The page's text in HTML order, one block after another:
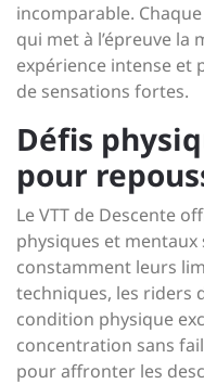
incomparable.
qui met à l’épreuve
expérience intense et
de sensations fortes.
Défis
pour
Le VTT de Descente
physiques et
constamment leurs
techniques, les riders
condition physique
concentration sans
pour affronter les